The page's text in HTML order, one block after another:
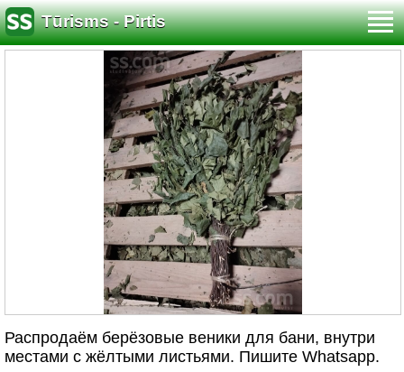
Tūrisms - Pirtis
Распродаём берёзовые веники для бани, внутри
местами с жёлтыми листьями. Пишите Whatsapp.